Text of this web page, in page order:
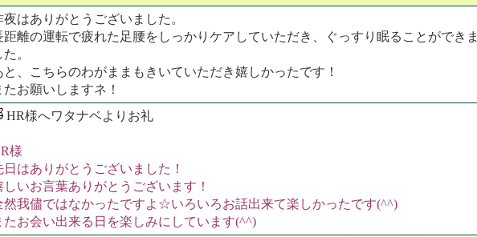
夜はありがとうございました。
距離の運転で疲れた足腰をしっかりケアしていただき、ぐっすり眠ることができま
。
と、こちらのわがままもきいていただき嬉しかったです！
たお願いしますネ！
HR様へワタナベよりお礼
様
日はありがとうございました！
しいお言葉ありがとうございます！
然我儘ではなかったですよ☆いろいろお話出来て楽しかったです(^^)
たお会い出来る日を楽しみにしています(^^)